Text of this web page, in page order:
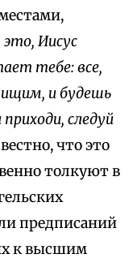
Иисус
тебе: все,
и будешь
следуй
что это
толкуют в
предписаний
к высшим